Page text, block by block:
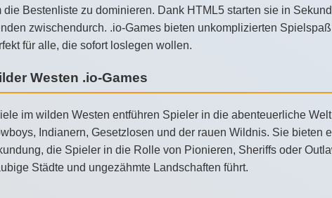
die Bestenliste zu dominieren. Dank HTML5 starten sie in
zwischendurch. .io-Games bieten unkomplizierten
für alle, die sofort loslegen wollen.
Westen .io-Games
im wilden Westen entführen Spieler in die abenteuerliche
Indianern, Gesetzlosen und der rauen Wildnis. Sie bieten
die Spieler in die Rolle von Pionieren, Sheriffs oder
Städte und ungezähmte Landschaften führt.